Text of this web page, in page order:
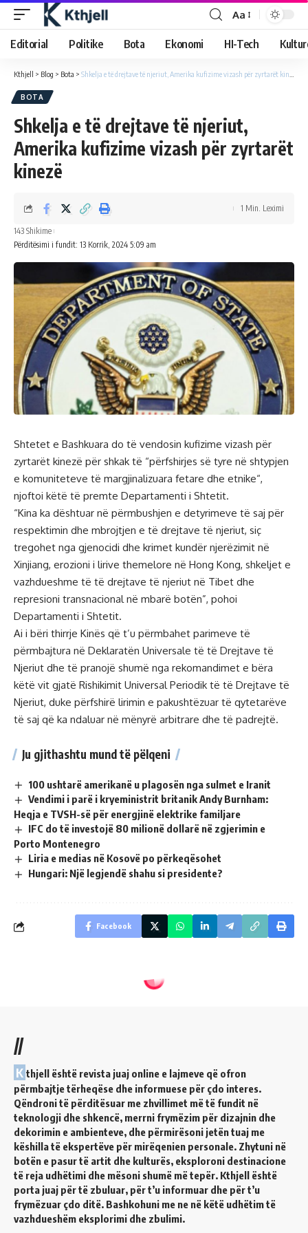
Aa
Editorial Politike Bota Ekonomi HI-Tech
Kthjell > Blog > Bota > Shkelja e të drejtave të njeriut, Amerika kufizime vizash për zyrtarët kinezë
BOTA
Shkelja e të drejtave të njeriut,
Amerika kufizime vizash për zyrtarët
kinezë
Përditësimi i fundit: 13 Korrik, 2024 5:09 am
143 Shikime
1 Min. Leximi
Shtetet e Bashkuara do të vendosin kufizime vizash për
zyrtarët kinezë për shkak të “përfshirjes së tyre në shtypjen
e komuniteteve të margjinalizuara fetare dhe etnike“,
njoftoi këtë të premte Departamenti i Shtetit.
“Kina ka dështuar në përmbushjen e detyrimeve të saj për
respektimin dhe mbrojtjen e të drejtave të njeriut, siç
tregohet nga gjenocidi dhe krimet kundër njerëzimit në
Xinjiang, erozioni i lirive themelore në Hong Kong, shkeljet e
vazhdueshme të të drejtave të njeriut në Tibet dhe
represioni transnacional në mbarë botën”, pohoi
Departamenti i Shtetit.
Ai i bëri thirrje Kinës që t’u përmbahet parimeve të
përmbajtura në Deklaratën Universale të të Drejtave të
Njeriut dhe të pranojë shumë nga rekomandimet e bëra
këtë vit gjatë Rishikimit Universal Periodik të të Drejtave të
Njeriut, duke përfshirë lirimin e pakushtëzuar të qytetarëve
të saj që ka ndaluar në mënyrë arbitrare dhe të padrejtë.
Ju gjithashtu mund të pëlqeni
100 ushtarë amerikanë u plagosën nga sulmet e Iranit
Vendimi i parë i kryeministrit britanik Andy Burnham:
Heqja e TVSH-së për energjinë elektrike familjare
IFC do të investojë 80 milionë dollarë në zgjerimin e
Porto Montenegro
Liria e medias në Kosovë po përkeqësohet
Hungari: Një legjendë shahu si presidente?
Facebook
//
K thjell është revista juaj online e lajmeve që ofron
përmbajtje tërheqëse dhe informuese për çdo interes.
Qëndroni të përditësuar me zhvillimet më të fundit në
teknologji dhe shkencë, merrni frymëzim për dizajnin dhe
dekorimin e ambienteve, dhe përmirësoni jetën tuaj me
këshilla të ekspertëve për mirëqenien personale. Zhytuni në
botën e pasur të artit dhe kulturës, eksploroni destinacione
të reja udhëtimi dhe mësoni shumë më tepër. Kthjell është
porta juaj për të zbuluar, për t’u informuar dhe për t’u
frymëzuar çdo ditë. Bashkohuni me ne në këtë udhëtim të
vazhdueshëm eksplorimi dhe zbulimi.